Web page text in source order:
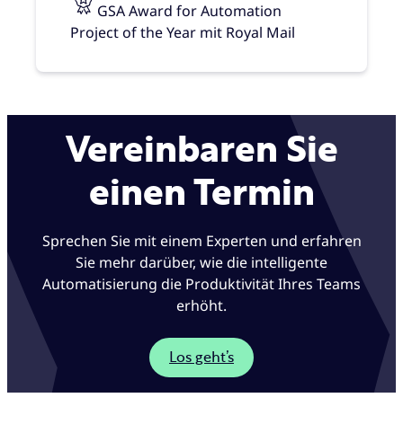
GSA Award for Automation
Project of the Year mit Royal Mail
Vereinbaren Sie
einen Termin
Sprechen Sie mit einem Experten und erfahren
Sie mehr darüber, wie die intelligente
Automatisierung die Produktivität Ihres Teams
erhöht.
Los geht’s